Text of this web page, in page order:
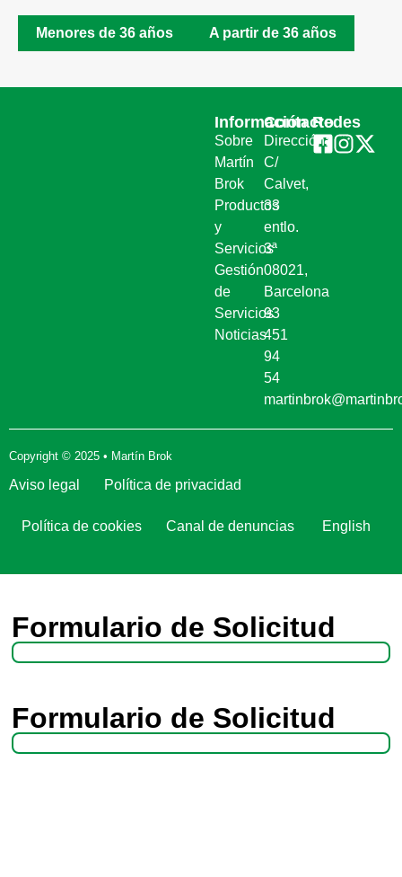
Menores de 36 años A partir de 36 años
Información
Sobre
Martín
Brok
Productos
y
Servicios
Gestión
de
Servicios
Noticias
Contacto
Dirección:
C/
Calvet,
33
entlo.
3ª
08021,
Barcelona
93
451
94
54
Redes
Copyright © 2025 • Martín Brok
Aviso legal Política de privacidad
Política de cookies Canal de denuncias English
Formulario de Solicitud
Formulario de Solicitud